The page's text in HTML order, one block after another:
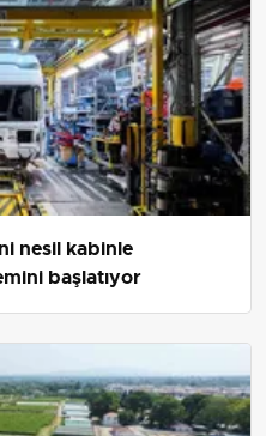
nesil kabinle
başlatıyor